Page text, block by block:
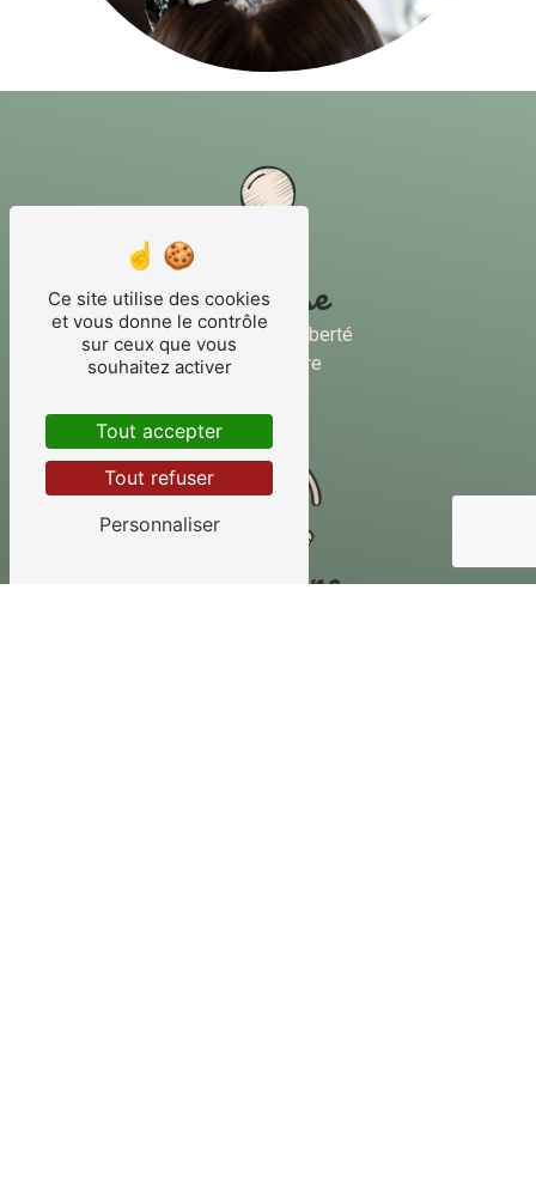
Adresse
40 Rue de la Liberté
45250 Briare
Téléphone
Ce site utilise des cookies
et vous donne le contrôle
sur ceux que vous
souhaitez activer
Tout accepter
Tout refuser
Personnaliser